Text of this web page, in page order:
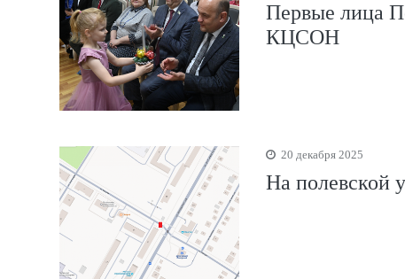
Первые лица
КЦСОН
20 декабря 2025
На полевской